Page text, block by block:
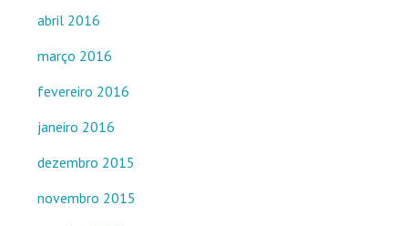
abril 2016
março 2016
fevereiro 2016
janeiro 2016
dezembro 2015
novembro 2015